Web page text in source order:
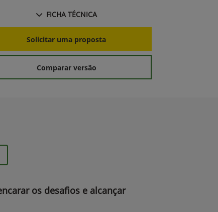
FICHA TÉCNICA
Solicitar uma proposta
Comparar versão
os desafios e alcançar